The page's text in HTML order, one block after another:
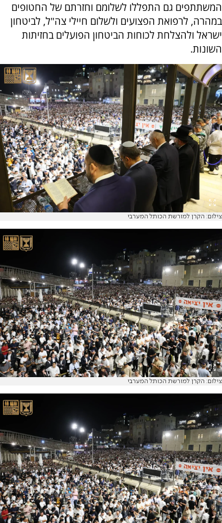
המשתתפים גם התפללו לשלומם וחזרתם של החטופים
במהרה, לרפואת הפצועים ולשלום חיילי צה"ל, לביטחון
ישראל ולהצלחת לכוחות הביטחון הפועלים בחזיתות
השונות.
צילום: הקרן למורשת הכותל המערבי
צילום: הקרן למורשת הכותל המערבי